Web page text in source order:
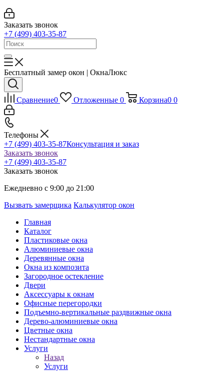
Заказать звонок
+7 (499) 403-35-87
Бесплатный замер окон | ОкнаЛюкс
Сравнение0 Отложенные 0 Корзина0 0
Телефоны
+7 (499) 403-35-87Консультация и заказ
Заказать звонок
+7 (499) 403-35-87
Заказать звонок
Ежедневно с 9:00 до 21:00
Вызвать замерщика Калькулятор окон
Главная
Каталог
Пластиковые окна
Алюминиевые окна
Деревянные окна
Окна из композита
Загородное остекление
Двери
Аксессуары к окнам
Офисные перегородки
Подъемно-вертикальные раздвижные окна
Дерево-алюминиевые окна
Цветные окна
Нестандартные окна
Услуги
Назад
Услуги